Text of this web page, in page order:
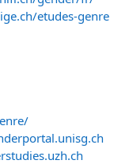
etudes-genre